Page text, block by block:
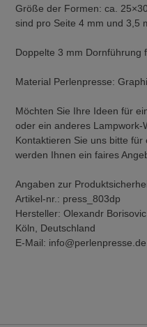
Größe der Formen: ca.
sind pro Seite 4 mm und 3,5
Doppelte 3 mm Dornführung
Material Perlenpresse:
Möchten Sie Ihre Ideen für
oder ein anderes Lampwork-
Kontaktieren Sie uns bitte
werden Ihnen ein faires
Angaben zur
Artikel-nr.: press_803dp
Hersteller: Olexandr
Köln, Deutschland
E-Mail: info@perlenpresse.de